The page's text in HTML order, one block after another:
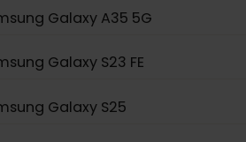
Samsung Galaxy S20+ 5G
Samsung Galaxy Note 20 Ultra 5G
Samsung Galaxy Fold